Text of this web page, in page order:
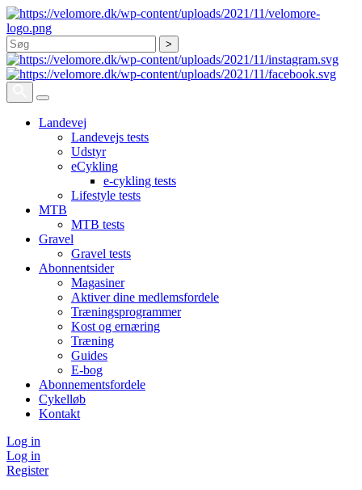
Søg
Landevej
Landevejs tests
Udstyr
eCykling
e-cykling tests
Lifestyle tests
MTB
MTB tests
Gravel
Gravel tests
Abonnentsider
Magasiner
Aktiver dine medlemsfordele
Træningsprogrammer
Kost og ernæring
Træning
Guides
E-bog
Abonnementsfordele
Cykelløb
Kontakt
Log in
Log in
Register